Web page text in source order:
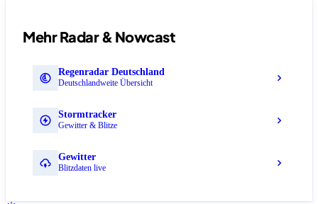
Mehr Radar & Nowcast
Regenradar Deutschland
Deutschlandweite Übersicht
Stormtracker
Gewitter & Blitze
Gewitter
Blitzdaten live